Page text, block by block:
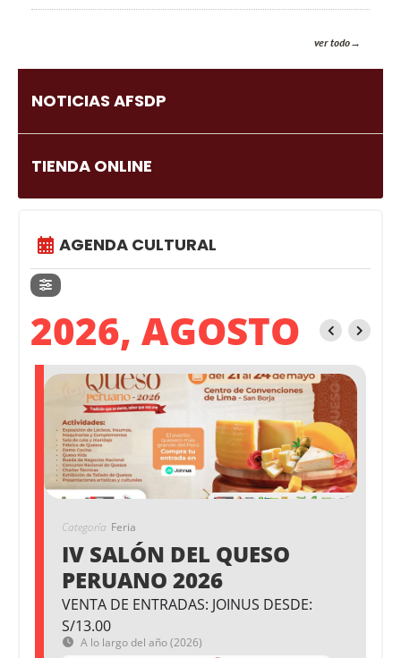
ver todo
NOTICIAS AFSDP
TIENDA ONLINE
AGENDA CULTURAL
2026, AGOSTO
Categoría Feria
IV SALÓN DEL QUESO
PERUANO 2026
VENTA DE ENTRADAS: JOINUS DESDE:
S/13.00
A lo largo del año (2026)